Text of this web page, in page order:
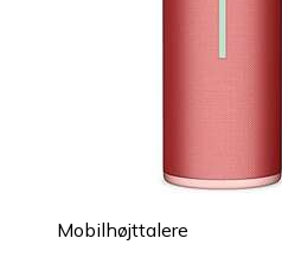
Mobilhøjttalere